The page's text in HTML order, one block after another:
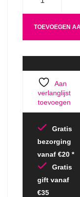
TOEVOEGEN
Aan
verlanglijst
toevoegen
Gratis
bezorging
vanaf €20 *
Gratis
gift vanaf
€35